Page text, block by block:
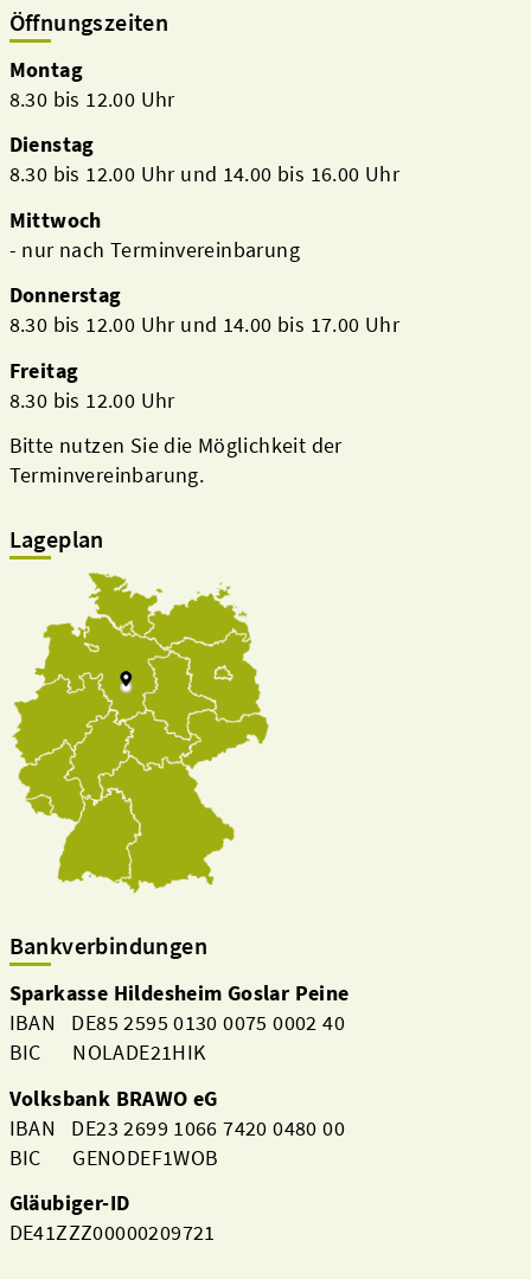
Öffnungszeiten
Montag
8.30 bis 12.00 Uhr
Dienstag
8.30 bis 12.00 Uhr und 14.00 bis 16.00 Uhr
Mittwoch
- nur nach Terminvereinbarung
Donnerstag
8.30 bis 12.00 Uhr und 14.00 bis 17.00 Uhr
Freitag
8.30 bis 12.00 Uhr
Bitte nutzen Sie die Möglichkeit der
Terminvereinbarung.
Lageplan
Bankverbindungen
Sparkasse Hildesheim Goslar Peine
IBAN DE85 2595 0130 0075 0002 40
BIC NOLADE21HIK
Volksbank BRAWO eG
IBAN DE23 2699 1066 7420 0480 00
BIC GENODEF1WOB
Gläubiger-ID
DE41ZZZ00000209721